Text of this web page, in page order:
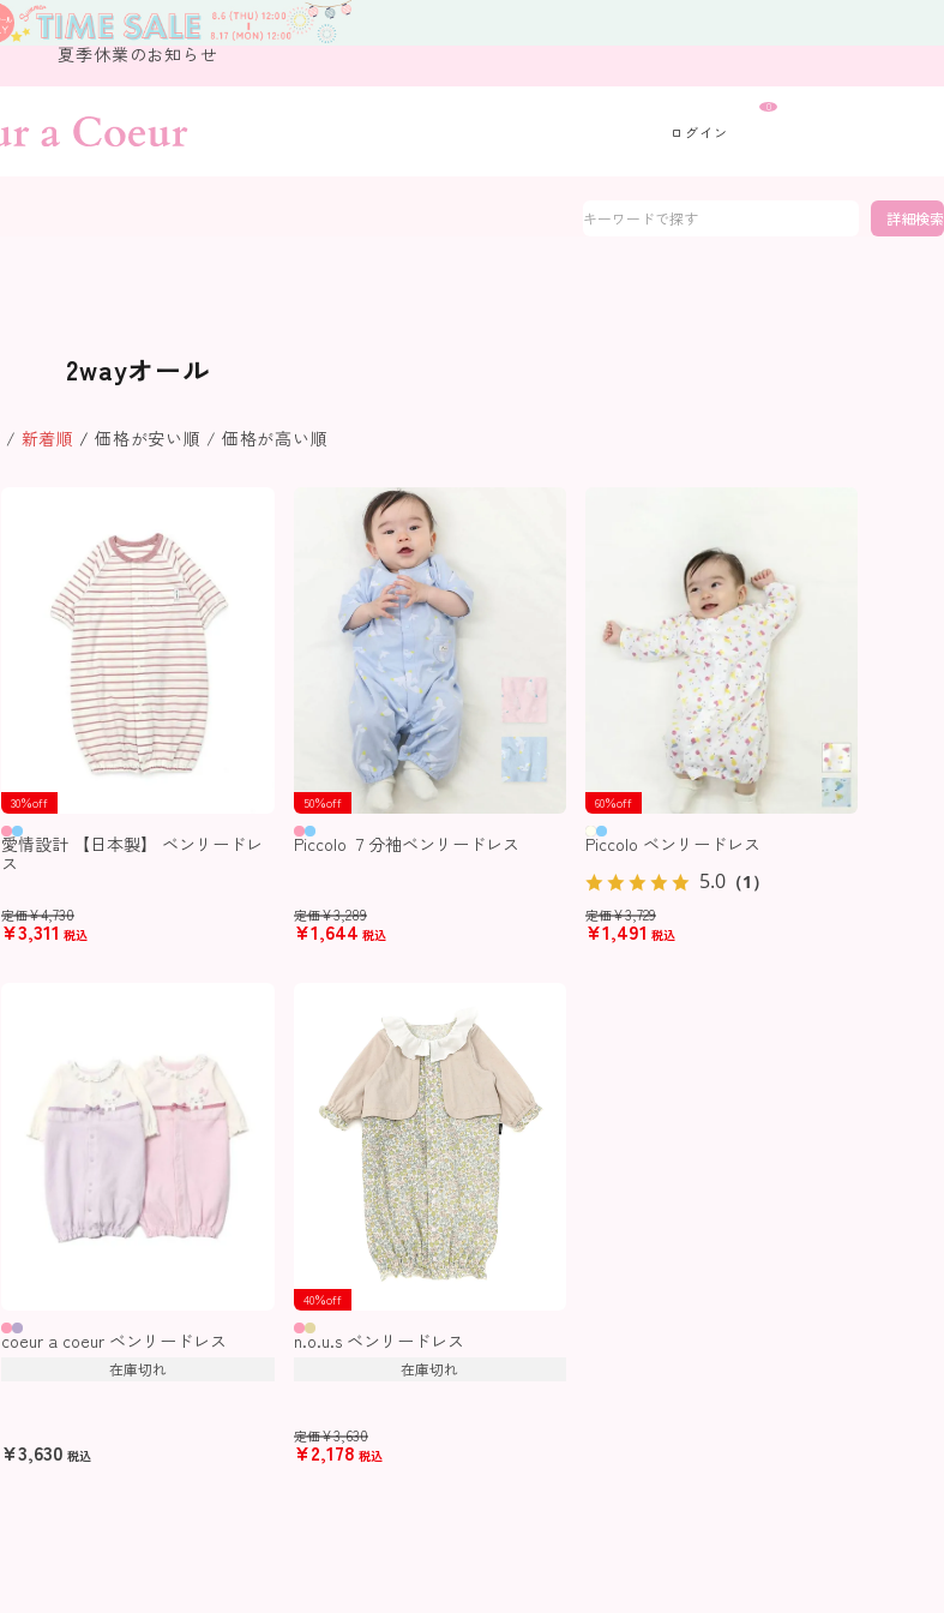
夏季休業のお知らせ
0
詳細検索
2wayオール
新着順 価格が安い順 価格が高い順
30％off
愛情設計 【日本製】 ベンリードレ
ス
定価¥4,730
¥3,311 税込
50％off
Piccolo ７分袖ベンリードレス
定価¥3,289
¥1,644 税込
60％off
Piccolo ベンリードレス
定価¥3,729
¥1,491 税込
5.0（1）
coeur a coeur ベンリードレス
¥3,630 税込
在庫切れ
40％off
n.o.u.s ベンリードレス
定価¥3,630
¥2,178 税込
在庫切れ